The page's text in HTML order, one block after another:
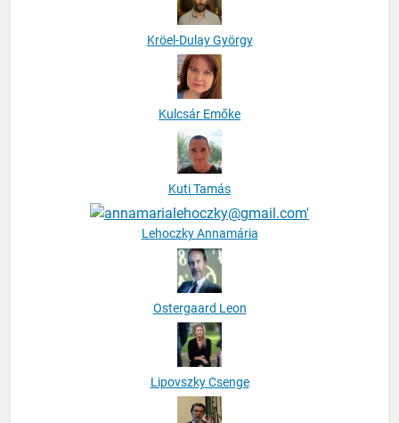
Kröel-Dulay György
Kulcsár Emőke
Kuti Tamás
Lehoczky Annamária
Ostergaard Leon
Lipovszky Csenge